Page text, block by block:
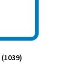
(1039)